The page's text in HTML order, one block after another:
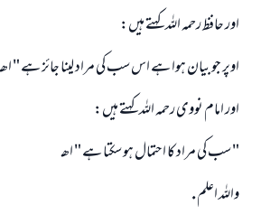
اور حافظ رحمہ اللہ كہتے ہيں:
اوپر جو بيان ہوا ہے اس سب كى مراد لينا جائز ہے " اھـ
اور امام نووى رحمہ اللہ كہتے ہيں:
" سب كى مراد كا احتمال ہو سكتا ہے " اھـ
واللہ اعلم .